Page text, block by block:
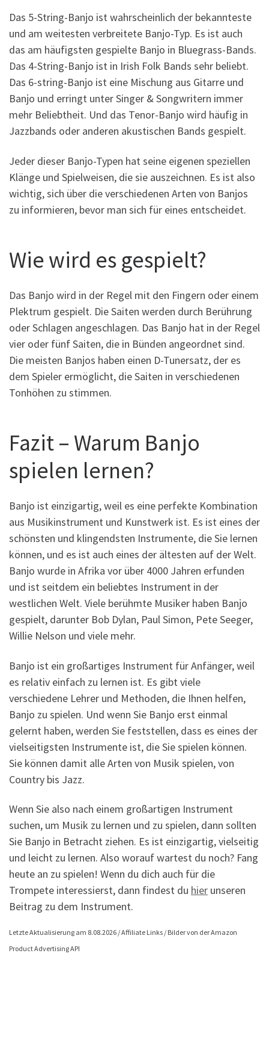
Das 5-String-Banjo ist wahrscheinlich der bekannteste
und am weitesten verbreitete Banjo-Typ. Es ist auch
das am häufigsten gespielte Banjo in Bluegrass-Bands.
Das 4-String-Banjo ist in Irish Folk Bands sehr beliebt.
Das 6-string-Banjo ist eine Mischung aus Gitarre und
Banjo und erringt unter Singer & Songwritern immer
mehr Beliebtheit. Und das Tenor-Banjo wird häufig in
Jazzbands oder anderen akustischen Bands gespielt.
Jeder dieser Banjo-Typen hat seine eigenen speziellen
Klänge und Spielweisen, die sie auszeichnen. Es ist also
wichtig, sich über die verschiedenen Arten von Banjos
zu informieren, bevor man sich für eines entscheidet.
Wie wird es gespielt?
Das Banjo wird in der Regel mit den Fingern oder einem
Plektrum gespielt. Die Saiten werden durch Berührung
oder Schlagen angeschlagen. Das Banjo hat in der Regel
vier oder fünf Saiten, die in Bünden angeordnet sind.
Die meisten Banjos haben einen D-Tunersatz, der es
dem Spieler ermöglicht, die Saiten in verschiedenen
Tonhöhen zu stimmen.
Fazit – Warum Banjo
spielen lernen?
Banjo ist einzigartig, weil es eine perfekte Kombination
aus Musikinstrument und Kunstwerk ist. Es ist eines der
schönsten und klingendsten Instrumente, die Sie lernen
können, und es ist auch eines der ältesten auf der Welt.
Banjo wurde in Afrika vor über 4000 Jahren erfunden
und ist seitdem ein beliebtes Instrument in der
westlichen Welt. Viele berühmte Musiker haben Banjo
gespielt, darunter Bob Dylan, Paul Simon, Pete Seeger,
Willie Nelson und viele mehr.
Banjo ist ein großartiges Instrument für Anfänger, weil
es relativ einfach zu lernen ist. Es gibt viele
verschiedene Lehrer und Methoden, die Ihnen helfen,
Banjo zu spielen. Und wenn Sie Banjo erst einmal
gelernt haben, werden Sie feststellen, dass es eines der
vielseitigsten Instrumente ist, die Sie spielen können.
Sie können damit alle Arten von Musik spielen, von
Country bis Jazz.
Wenn Sie also nach einem großartigen Instrument
suchen, um Musik zu lernen und zu spielen, dann sollten
Sie Banjo in Betracht ziehen. Es ist einzigartig, vielseitig
und leicht zu lernen. Also worauf wartest du noch? Fang
heute an zu spielen! Wenn du dich auch für die
Trompete interessierst, dann findest du hier unseren
Beitrag zu dem Instrument.
Letzte Aktualisierung am 8.08.2026 / Affiliate Links / Bilder von der Amazon
Product Advertising API